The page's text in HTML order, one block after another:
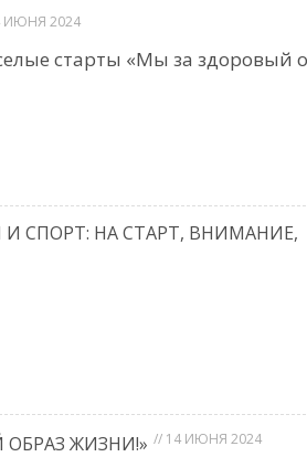
ИЮНЯ 2024
старты «Мы за здоровый
СПОРТ: НА СТАРТ, ВНИМАНИЕ,
ЖИЗНИ!» // 14 ИЮНЯ 2024
Если Вы
Ваш ребенок